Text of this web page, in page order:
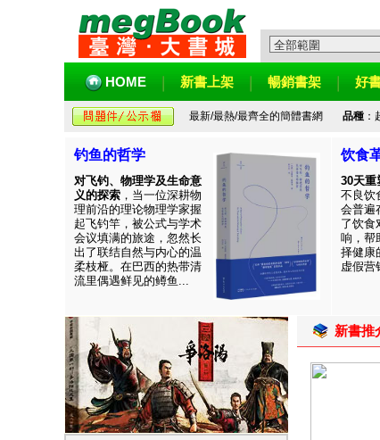
HOME 新書上架 暢銷書架 好
最新/最熱/最齊全的簡體書網 品種：
钓鱼的哲学
对飞钓、物理学及生命意
义的探索 ，当一位深耕物
理前沿的理论物理学家握
起飞钓竿，被公式与学术
会议填满的旅途，忽然长
出了联结自然与内心的温
柔枝桠。在巴西的热带清
流里偶遇鲜见的鳟鱼...
饮食
30天重
不良饮
会普遍
了饮食
响，帮
择健康
虚假营
新書推